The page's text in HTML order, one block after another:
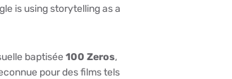
is using storytelling as a
baptisée 100 Zeros,
pour des films tels